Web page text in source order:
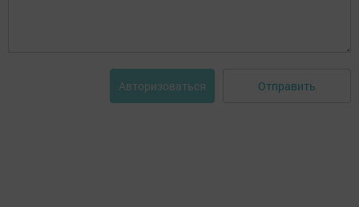
Авторизоваться Отправить